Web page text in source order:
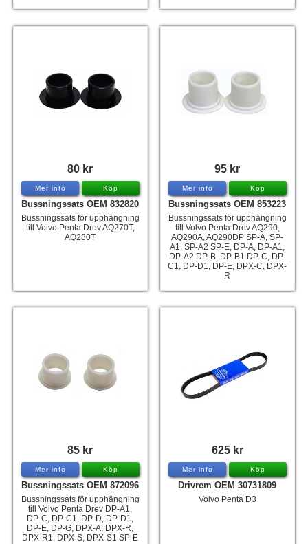
80 kr
Mer info Köp
Bussningssats OEM 832820
Bussningssats för upphängning
till Volvo Penta Drev AQ270T,
AQ280T
95 kr
Mer info Köp
Bussningssats OEM 853223
Bussningssats för upphängning
till Volvo Penta Drev AQ290,
AQ290A, AQ290DP SP-A, SP-
A1, SP-A2 SP-E, DP-A, DP-A1,
DP-A2 DP-B, DP-B1 DP-C, DP-
C1, DP-D1, DP-E, DPX-C, DPX-
R
85 kr
Mer info Köp
Bussningssats OEM 872096
Bussningssats för upphängning
till Volvo Penta Drev DP-A1,
DP-C, DP-C1, DP-D, DP-D1,
DP-E, DP-G, DPX-A, DPX-R,
DPX-R1, DPX-S, DPX-S1 SP-E
625 kr
Mer info Köp
Drivrem OEM 30731809
Volvo Penta D3